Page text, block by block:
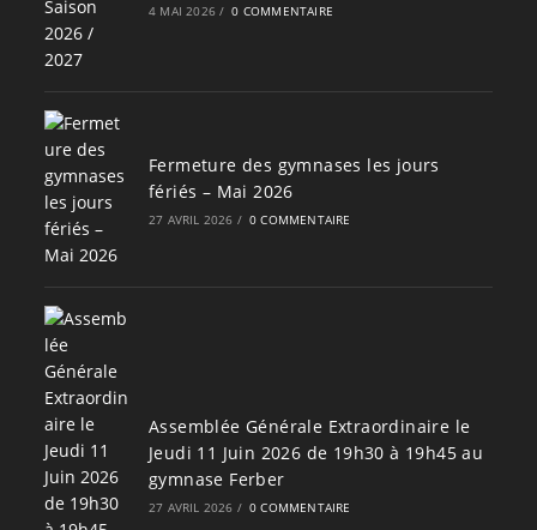
4 MAI 2026 / 0 COMMENTAIRE
Fermeture des gymnases les jours
fériés – Mai 2026
27 AVRIL 2026 / 0 COMMENTAIRE
Assemblée Générale Extraordinaire le
Jeudi 11 Juin 2026 de 19h30 à 19h45 au
gymnase Ferber
27 AVRIL 2026 / 0 COMMENTAIRE